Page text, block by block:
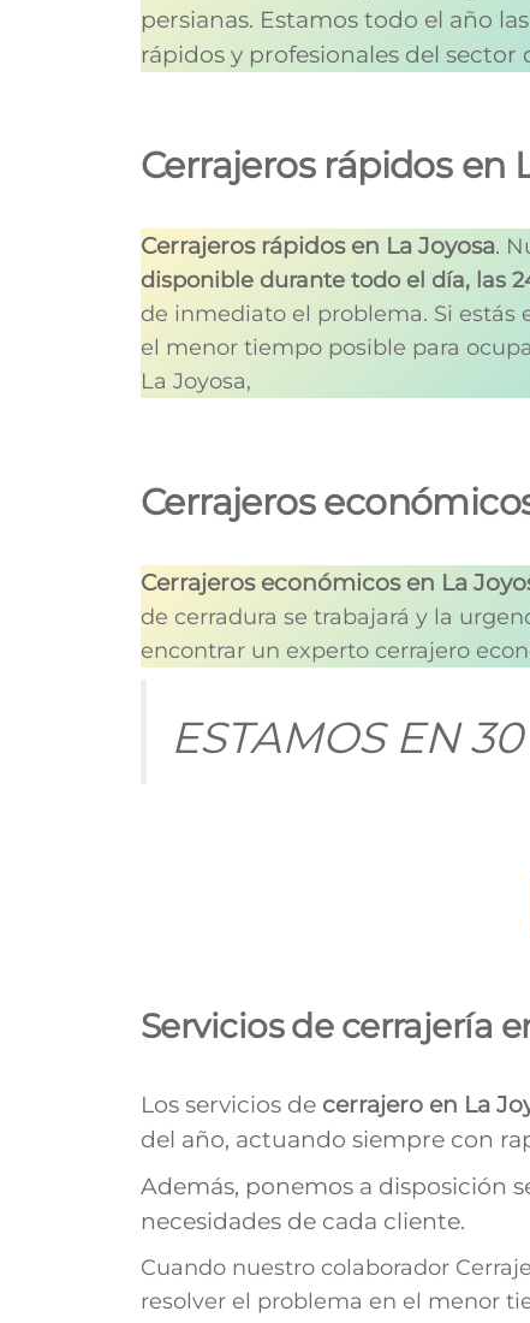
persianas. Estamos todo el año
rápidos y profesionales del sector
Cerrajeros rápidos en
Cerrajeros rápidos en La Joyosa.
disponible durante todo el día, las
de inmediato el problema. Si estás
el menor tiempo posible para
La Joyosa,
Cerrajeros
Cerrajeros económicos en La
de cerradura se trabajará y la
encontrar un experto cerrajero
ESTAMOS EN
Servicios de cerrajería
Los servicios de cerrajero en La
del año, actuando siempre con
Además, ponemos a disposición
necesidades de cada cliente.
Cuando nuestro colaborador
resolver el problema en el menor